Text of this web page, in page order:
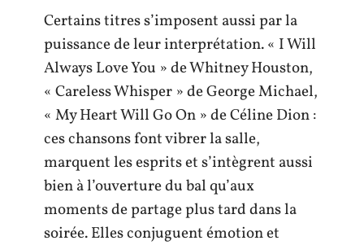
Certains titres s’imposent aussi par la
puissance de leur interprétation. « I Will
Always Love You » de Whitney Houston,
« Careless Whisper » de George Michael,
« My Heart Will Go On » de Céline Dion :
ces chansons font vibrer la salle,
marquent les esprits et s’intègrent aussi
bien à l’ouverture du bal qu’aux
moments de partage plus tard dans la
soirée. Elles conjuguent émotion et